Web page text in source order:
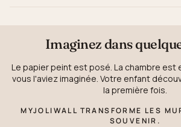
Imaginez dans
Le papier peint est posé. La chambre est
vous l'aviez imaginée. Votre enfant
la première fois.
MYJOLIWALL TRANSFORME LES
SOUVENIR.